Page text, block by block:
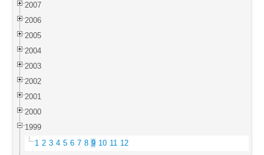
2007
2006
2005
2004
2003
2002
2001
2000
1999
1 2 3 4 5 6 7 8 9 10 11 12